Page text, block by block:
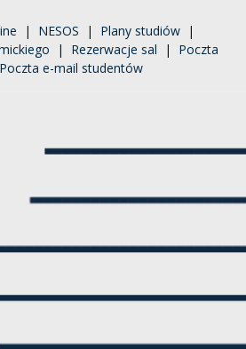
| NESOS | Plany studiów |
| Rezerwacje sal | Poczta
Poczta e-mail studentów